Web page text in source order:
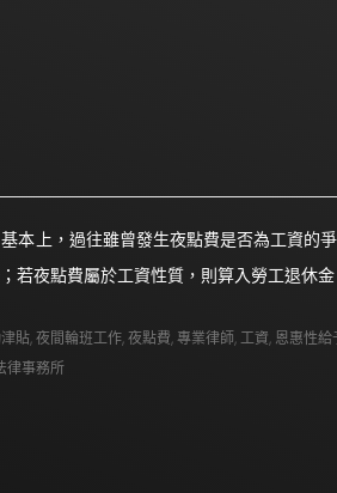
本上，過往雖曾發生夜點費是否為工資的
夜點費屬於工資性質，則算入勞工退休金
貼,夜間輪班工作,夜點費,專業律師,工資, 恩惠性給
律事務所